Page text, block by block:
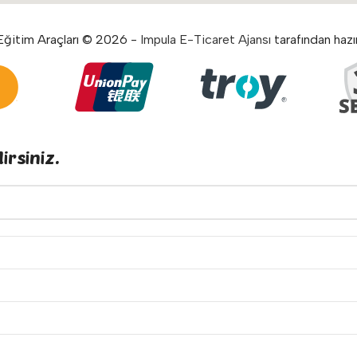
Araçları © 2026 - Impula E-Ticaret Ajansı tarafından